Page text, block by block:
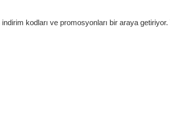
kodları ve promosyonları bir araya